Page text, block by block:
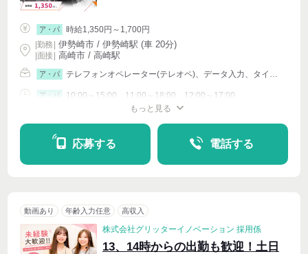
ア・パ
時給1,350円～1,700円
|勤務 伊勢崎市 / 伊勢崎駅 (車 20分)
| 面接 | 高崎市 / 高崎駅
ア・パ テレフォンオペレーター(テレオペ)、データ入力、タイピング(PC・パソコン・インターネット)、イベントその他
ア・パ 10:00～15:00、11:00～18:00、12:00～17:00
もっと見る
応募する 電話する
動画あり 年齢入力任意 高収入
株式会社グリッターイノベーション 採用係
13、14時からの出勤も歓迎！土日